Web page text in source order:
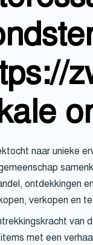
naar unieke
ontdekkingen
verkopen en
van
met een